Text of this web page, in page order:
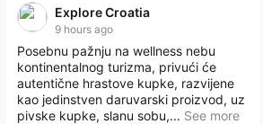
Explore Croatia
9 hours ago
Posebnu pažnju na wellness nebu
kontinentalnog turizma, privući će
autentične hrastove kupke, razvijene
kao jedinstven daruvarski proizvod, uz
pivske kupke, slanu sobu,... See more